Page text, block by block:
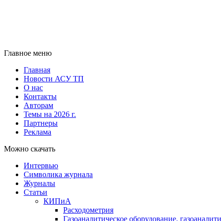
Главное меню
Главная
Новости АСУ ТП
О нас
Контакты
Авторам
Темы на 2026 г.
Партнеры
Реклама
Можно скачать
Интервью
Символика журнала
Журналы
Статьи
КИПиА
Расходометрия
Газоаналитическое оборудование,